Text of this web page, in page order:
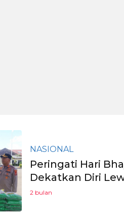
NASIONAL
Peringati Hari
Dekatkan Diri
2 bulan